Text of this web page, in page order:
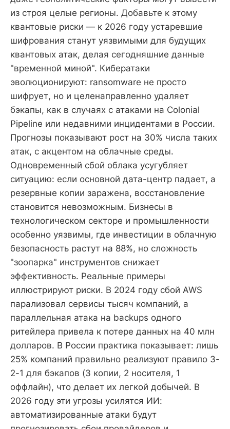
из строя целые регионы. Добавьте к этому
квантовые риски — к 2026 году устаревшие
шифрования станут уязвимыми для будущих
квантовых атак, делая сегодняшние данные
"временной миной". Кибератаки
эволюционируют: ransomware не просто
шифрует, но и целенаправленно удаляет
бэкапы, как в случаях с атаками на Colonial
Pipeline или недавними инцидентами в России.
Прогнозы показывают рост на 30% числа таких
атак, с акцентом на облачные среды.
Одновременный сбой облака усугубляет
ситуацию: если основной дата-центр падает, а
резервные копии заражена, восстановление
становится невозможным. Бизнесы в
технологическом секторе и промышленности
особенно уязвимы, где инвестиции в облачную
безопасность растут на 88%, но сложность
"зоопарка" инструментов снижает
эффективность. Реальные примеры
иллюстрируют риски. В 2024 году сбой AWS
парализовал сервисы тысяч компаний, а
параллельная атака на backups одного
ритейлера привела к потере данных на 40 млн
долларов. В России практика показывает: лишь
25% компаний правильно реализуют правило 3-
2-1 для бэкапов (3 копии, 2 носителя, 1
оффлайн), что делает их легкой добычей. В
2026 году эти угрозы усилятся ИИ:
автоматизированные атаки будут